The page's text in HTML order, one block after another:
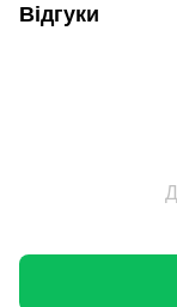
Відгуки